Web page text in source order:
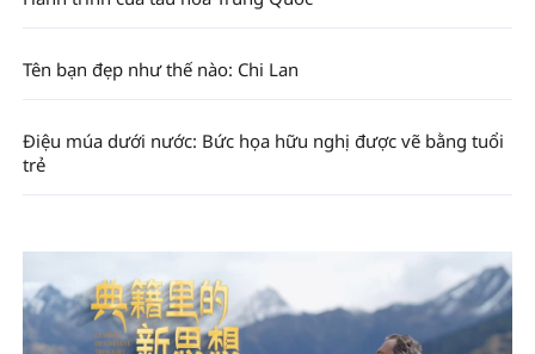
Tên bạn đẹp như thế nào: Chi Lan
Điệu múa dưới nước: Bức họa hữu nghị được vẽ bằng tuổi
trẻ